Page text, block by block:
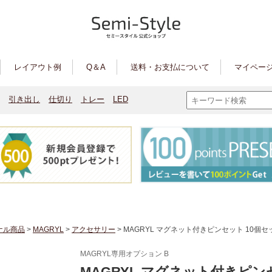
レイアウト例 Q＆A 送料・お支払について マイペー
引き出し 仕切り トレー LED
ル商品 > MAGRYL > アクセサリー > MAGRYL マグネット付きピンセット 10個セ
MAGRYL専用オプション B